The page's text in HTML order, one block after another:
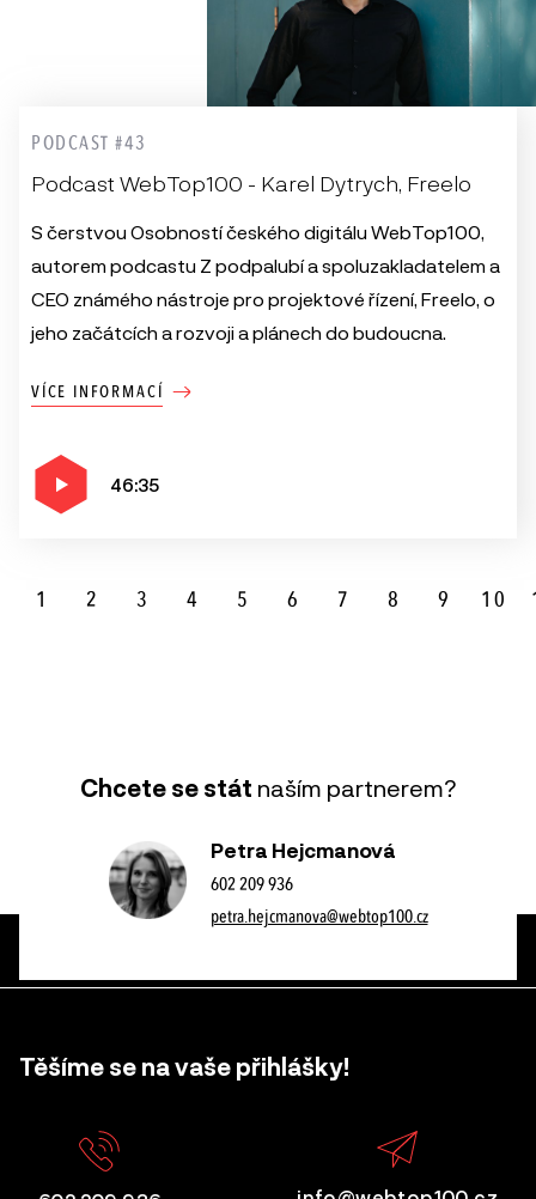
PODCAST #43
Podcast WebTop100 - Karel Dytrych, Freelo
S čerstvou Osobností českého digitálu WebTop100,
autorem podcastu Z podpalubí a spoluzakladatelem a
CEO známého nástroje pro projektové řízení, Freelo, o
jeho začátcích a rozvoji a plánech do budoucna.
VÍCE INFORMACÍ
46:35
1 2 3 4 5 6 7 8 9 10
Chcete se stát naším partnerem?
Petra Hejcmanová
602 209 936
petra.hejcmanova@webtop100.cz
Těšíme se na vaše přihlášky!